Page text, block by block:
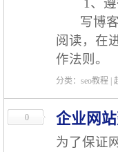
1、遵循
写博客
阅读，在
作法则。
分类：seo教程 |
0 企业网
为了保证